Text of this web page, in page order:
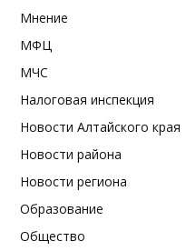
Мнение
МФЦ
МЧС
Налоговая инспекция
Новости Алтайского края
Новости района
Новости региона
Образование
Общество